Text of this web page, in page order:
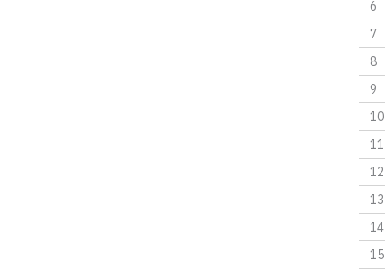
6
7
8
9
10
11
12
13
14
15